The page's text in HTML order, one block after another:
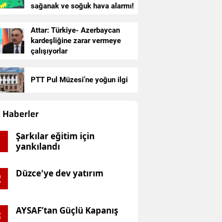
Müdür Çay: Nitelikli
olmadan güçlü bir
kurulamaz
sağanak ve soğuk hava alarmı!
Attar: Türkiye- Azerbaycan
kardeşliğine zarar vermeye
çalışıyorlar
PTT Pul Müzesi’ne yoğun ilgi
Haberler
Şarkılar eğitim için
yankılandı
Düzce'ye dev yatırım
AYSAF’tan Güçlü Kapanış